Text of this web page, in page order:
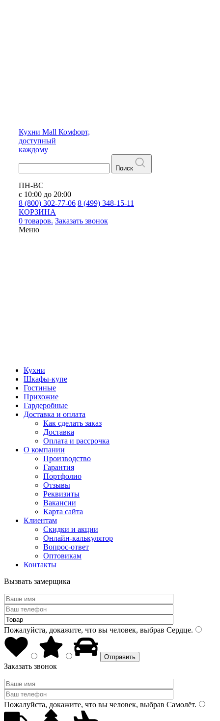
Кухни Mall Комфорт,
доступный
каждому
Поиск
ПН-ВС
с 10:00 до 20:00
8 (800) 302-77-06 8 (499) 348-15-11
КОРЗИНА
0 товаров. Заказать звонок
Меню
Кухни
Шкафы-купе
Гостиные
Прихожие
Гардеробные
Доставка и оплата
Как сделать заказ
Доставка
Оплата и рассрочка
О компании
Производство
Гарантия
Портфолио
Отзывы
Реквизиты
Вакансии
Карта сайта
Клиентам
Скидки и акции
Онлайн-калькулятор
Вопрос-ответ
Оптовикам
Контакты
Вызвать замерщика
Пожалуйста, докажите, что вы человек, выбрав Сердце.
Заказать звонок
Пожалуйста, докажите, что вы человек, выбрав Самолёт.